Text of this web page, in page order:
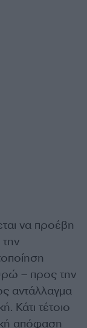
να προέβη
– προς την
αντάλλαγμα
Κάτι τέτοιο
απόφαση